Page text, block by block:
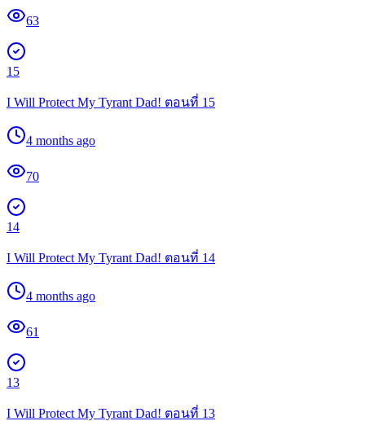
63
15
I Will Protect My Tyrant Dad! ตอนที่ 15
4 months ago
70
14
I Will Protect My Tyrant Dad! ตอนที่ 14
4 months ago
61
13
I Will Protect My Tyrant Dad! ตอนที่ 13